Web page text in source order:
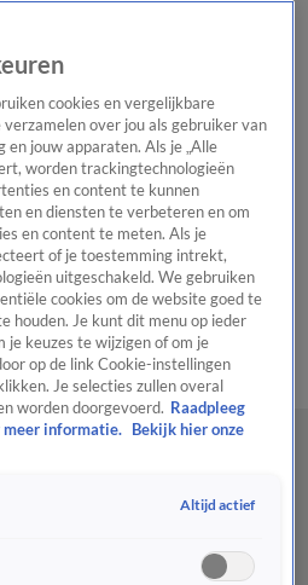
de Dag Onze categorieën Laatste
de Dag Podcast
de
PanelContact
cookies en vergelijkbare
over jou als gebruiker van
en jouw apparaten. Als je „Alle
worden trackingtechnologieën
en content te kunnen
en diensten te verbeteren en om
en content te meten. Als je
of je toestemming intrekt,
uitgeschakeld. We gebruiken
cookies om de website goed te
houden. Je kunt dit menu op ieder
je keuzes te wijzigen of om je
op de link Cookie-instellingen
Je selecties zullen overal
worden doorgevoerd. Raadpleeg
meer informatie.
Bekijk hier onze
Altijd actief